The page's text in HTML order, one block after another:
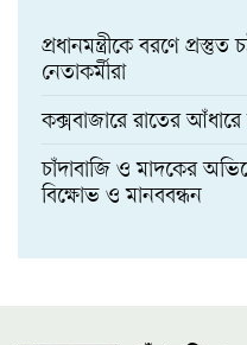
প্রধানমন্ত্রীকে বরণে
নেতাকর্মীরা
কক্সবাজারে রাতের
চাঁদাবাজি ও মাদকের
বিক্ষোভ ও মানববন্ধন